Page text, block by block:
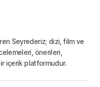
Seyrederiz; dizi, film ve
önerileri,
içerik platformudur.